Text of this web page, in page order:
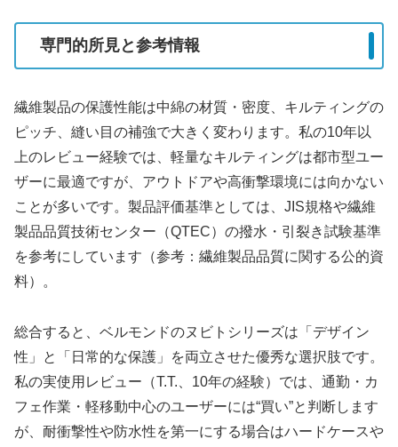
専門的所見と参考情報
繊維製品の保護性能は中綿の材質・密度、キルティングの
ピッチ、縫い目の補強で大きく変わります。私の10年以
上のレビュー経験では、軽量なキルティングは都市型ユー
ザーに最適ですが、アウトドアや高衝撃環境には向かない
ことが多いです。製品評価基準としては、JIS規格や繊維
製品品質技術センター（QTEC）の撥水・引裂き試験基準
を参考にしています（参考：繊維製品品質に関する公的資
料）。
総合すると、ベルモンドのヌビトシリーズは「デザイン
性」と「日常的な保護」を両立させた優秀な選択肢です。
私の実使用レビュー（T.T.、10年の経験）では、通勤・カ
フェ作業・軽移動中心のユーザーには“買い”と判断します
が、耐衝撃性や防水性を第一にする場合はハードケースや